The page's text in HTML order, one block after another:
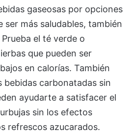
gaseosas por opciones
ser más saludables, también
el té verde o
que pueden ser
en calorías. También
bebidas carbonatadas sin
ayudarte a satisfacer el
sin los efectos
refrescos azucarados.